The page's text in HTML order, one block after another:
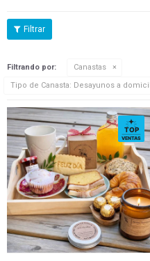
Filtrando por:
Canastas
Tipo de Canasta: Desayunos a